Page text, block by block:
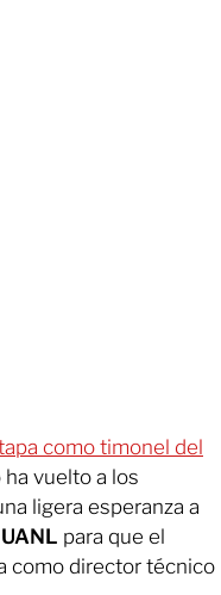
como timonel del
ha vuelto a los
ligera esperanza a
UANL para que el
como director técnico